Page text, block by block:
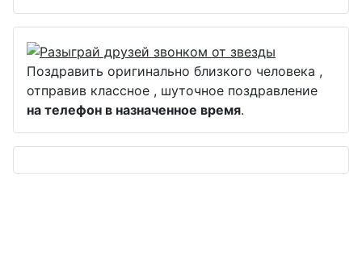
Поздравить оригинально близкого человека ,
отправив классное , шуточное поздравление
на телефон в назначенное время.